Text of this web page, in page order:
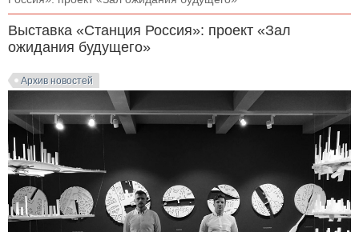
Выставка «Станция Россия»: проект «Зал
ожидания будущего»
Архив новостей